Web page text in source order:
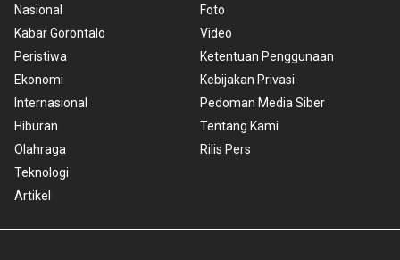
Nasional
Kabar Gorontalo
Peristiwa
Ekonomi
Internasional
Hiburan
Olahraga
Teknologi
Artikel
Foto
Video
Ketentuan Penggunaan
Kebijakan Privasi
Pedoman Media Siber
Tentang Kami
Rilis Pers